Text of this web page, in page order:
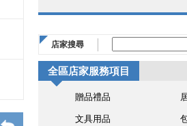
店家搜尋
全區店家服務項目
贈品禮品
文具用品